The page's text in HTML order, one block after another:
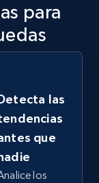
para
las
que
los